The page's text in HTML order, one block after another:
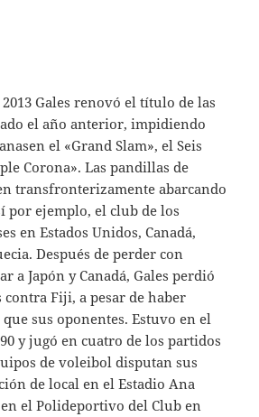
Gales renovó el título de las
el año anterior, impidiendo
el «Grand Slam», el Seis
Corona». Las pandillas de
transfronterizamente abarcando
por ejemplo, el club de los
en Estados Unidos, Canadá,
Después de perder con
a Japón y Canadá, Gales perdió
Fiji, a pesar de haber
sus oponentes. Estuvo en el
90 y jugó en cuatro de los partidos
de voleibol disputan sus
de local en el Estadio Ana
el Polideportivo del Club en